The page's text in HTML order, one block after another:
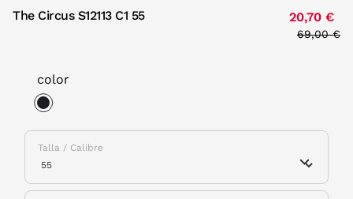
The Circus S12113 C1 55 20,70 €
Price
69,00 €
color
Talla / Calibre